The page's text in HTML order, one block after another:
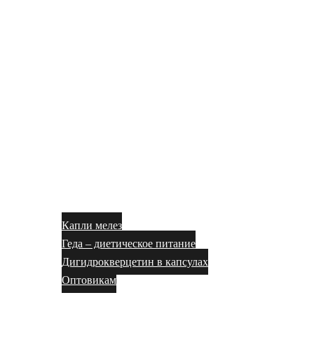
Капли мелез
Геда – диетическое питание
Дигидрокверцетин в капсулах
Оптовикам